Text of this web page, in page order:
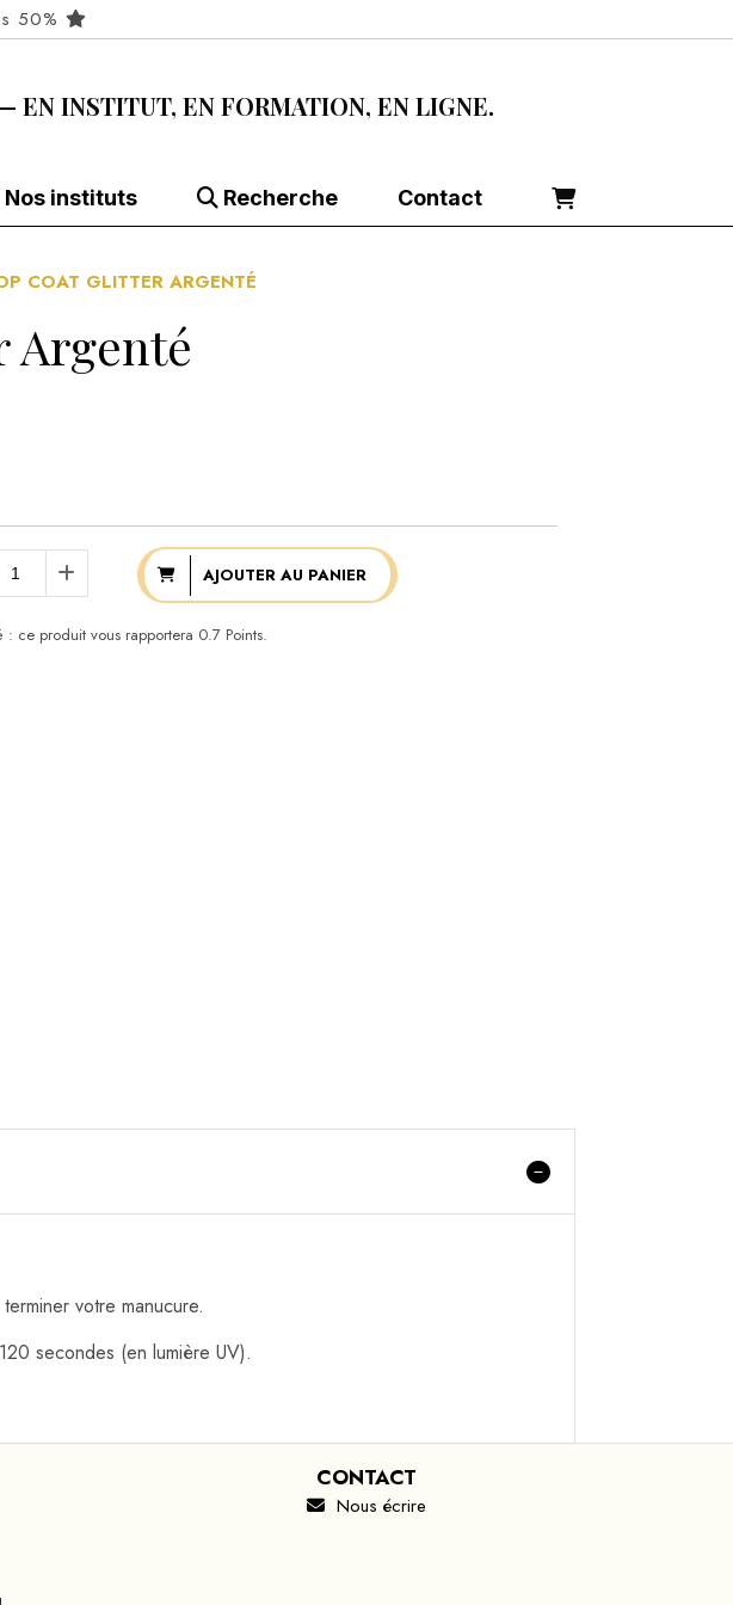
50%
EN INSTITUT, EN FORMATION, EN LIGNE.
Nos instituts Recherche Contact
COAT GLITTER ARGENTÉ
Argenté
AJOUTER AU PANIER
ce produit vous rapportera 0.7Points.
votre manucure.
secondes (en lumière UV).
CONTACT
 Nous écrire